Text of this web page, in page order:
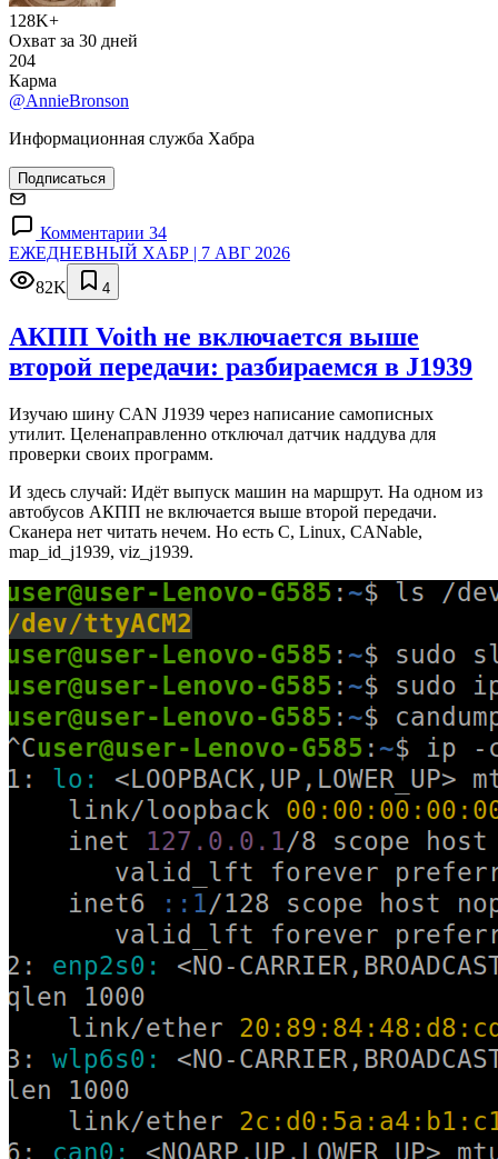
128K+
Охват за 30 дней
204
Карма
@AnnieBronson
Информационная служба Хабра
Подписаться
Комментарии 34
ЕЖЕДНЕВНЫЙ ХАБР | 7 АВГ 2026
82K
4
АКПП Voith не включается выше
второй передачи: разбираемся в J1939
Изучаю шину CAN J1939 через написание самописных
утилит. Целенаправленно отключал датчик наддува для
проверки своих программ.
И здесь случай: Идёт выпуск машин на маршрут. На одном из
автобусов АКПП не включается выше второй передачи.
Сканера нет читать нечем. Но есть C, Linux, CANable,
map_id_j1939, viz_j1939.